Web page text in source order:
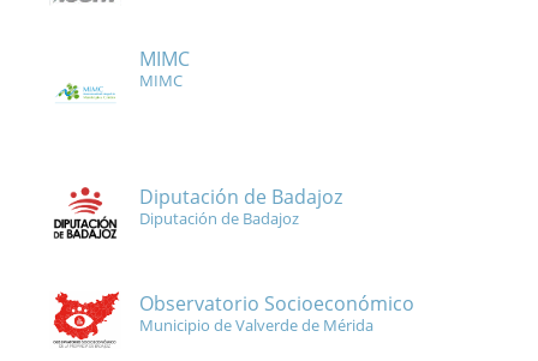
MIMC
MIMC
Diputación de Badajoz
Diputación de Badajoz
Observatorio Socioeconómico
Municipio de Valverde de Mérida